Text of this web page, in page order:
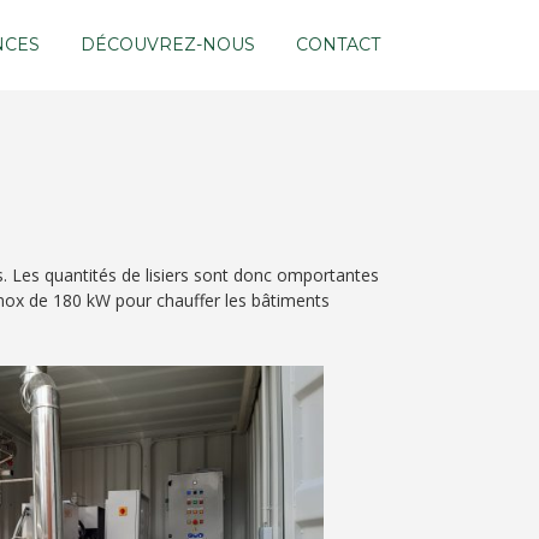
DÉCOUVREZ-NOUS CONTACT
Les quantités de lisiers sont donc omportantes
de 180 kW pour chauffer les bâtiments